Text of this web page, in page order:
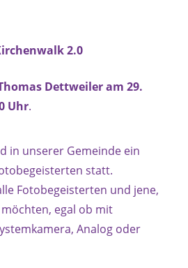
und
Paul
Bruck
2.0
Dettweiler am 29.
Uhr.
in unserer Gemeinde ein
statt.
Fotobegeisterten und jene,
egal ob mit
Analog oder